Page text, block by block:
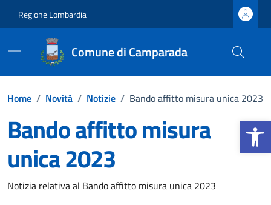
Apri la
Regione Lombardia
Comune di Camparada
Home / Novità / Notizie / Bando affitto misura unica 2023
Bando affitto misura
unica 2023
Dettagli della notizia
Notizia relativa al Bando affitto misura unica 2023